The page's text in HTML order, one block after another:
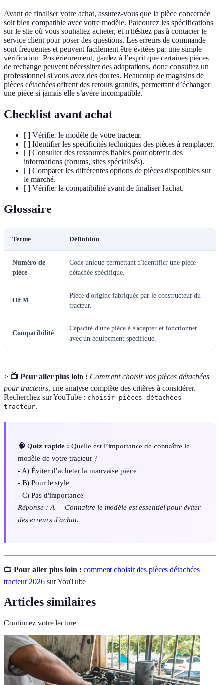
Avant de finaliser votre achat, assurez-vous que la pièce concernée
soit bien compatible avec votre modèle. Parcourez les spécifications
sur le site où vous souhaitez acheter, et n'hésitez pas à contacter le
service client pour poser des questions. Les erreurs de commande
sont fréquentes et peuvent facilement être évitées par une simple
vérification. Postérieurement, gardez à l’esprit que certaines pièces
de rechange peuvent nécessiter des adaptations, donc consultez un
professionnel si vous avez des doutes. Beaucoup de magasins de
pièces détachées offrent des retours gratuits, permettant d’échanger
une pièce si jamais elle s’avère incompatible.
Checklist avant achat
[ ] Vérifier le modèle de votre tracteur.
[ ] Identifier les spécificités techniques des pièces à remplacer.
[ ] Consulter des ressources fiables pour obtenir des
informations (forums, sites spécialisés).
[ ] Comparer les différentes options de pièces disponibles sur
le marché.
[ ] Vérifier la compatibilité avant de finaliser l'achat.
Glossaire
Terme Définition
Numéro de
pièce
Code unique permettant d'identifier une pièce
détachée spécifique.
OEM
Pièce d'origine fabriquée par le constructeur du
tracteur.
Compatibilité
Capacité d'une pièce à s'adapter et fonctionner
avec un équipement spécifique.
> 📺 Pour aller plus loin : Comment choisir vos pièces détachées
pour tracteurs, une analyse complète des critères à considérer.
Recherchez sur YouTube : choisir pièces détachées
tracteur.
🧠 Quiz rapide : Quelle est l’importance de connaître le
modèle de votre tracteur ?
- A) Éviter d’acheter la mauvaise pièce
- B) Pour le style
- C) Pas d'importance
Réponse : A — Connaître le modèle est essentiel pour éviter
des erreurs d'achat.
📺 Pour aller plus loin : comment choisir des pièces détachées
tracteur 2026 sur YouTube
Articles similaires
Continuez votre lecture